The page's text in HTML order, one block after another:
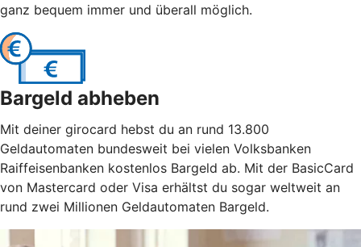
ganz bequem immer und überall möglich.
Bargeld abheben
Mit deiner girocard hebst du an rund 13.800
Geldautomaten bundesweit bei vielen Volksbanken
Raiffeisenbanken kostenlos Bargeld ab. Mit der BasicCard
von Mastercard oder Visa erhältst du sogar weltweit an
rund zwei Millionen Geldautomaten Bargeld.